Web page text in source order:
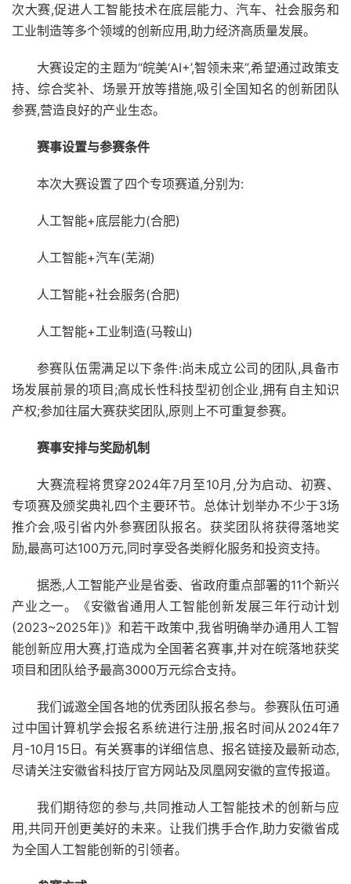
次大赛,促进人工智能技术在底层能力、汽车、社会服务和
工业制造等多个领域的创新应用,助力经济高质量发展。
大赛设定的主题为“皖美‘AI+’,智领未来”,希望通过政策支
持、综合奖补、场景开放等措施,吸引全国知名的创新团队
参赛,营造良好的产业生态。
赛事设置与参赛条件
本次大赛设置了四个专项赛道,分别为:
人工智能+底层能力(合肥)
人工智能+汽车(芜湖)
人工智能+社会服务(合肥)
人工智能+工业制造(马鞍山)
参赛队伍需满足以下条件:尚未成立公司的团队,具备市
场发展前景的项目;高成长性科技型初创企业,拥有自主知识
产权;参加往届大赛获奖团队,原则上不可重复参赛。
赛事安排与奖励机制
大赛流程将贯穿2024年7月至10月,分为启动、初赛、
专项赛及颁奖典礼四个主要环节。总体计划举办不少于3场
推介会,吸引省内外参赛团队报名。获奖团队将获得落地奖
励,最高可达100万元,同时享受各类孵化服务和投资支持。
据悉,人工智能产业是省委、省政府重点部署的11个新兴
产业之一。《安徽省通用人工智能创新发展三年行动计划
(2023~2025年)》和若干政策中,我省明确举办通用人工智
能创新应用大赛,打造成为全国著名赛事,并对在皖落地获奖
项目和团队给予最高3000万元综合支持。
我们诚邀全国各地的优秀团队报名参与。参赛队伍可通
过中国计算机学会报名系统进行注册,报名时间从2024年7
月-10月15日。有关赛事的详细信息、报名链接及最新动态,
尽请关注安徽省科技厅官方网站及凤凰网安徽的宣传报道。
我们期待您的参与,共同推动人工智能技术的创新与应
用,共同开创更美好的未来。让我们携手合作,助力安徽省成
为全国人工智能创新的引领者。